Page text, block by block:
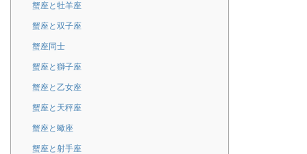
蟹座と牡羊座
蟹座と双子座
蟹座同士
蟹座と獅子座
蟹座と乙女座
蟹座と天秤座
蟹座と蠍座
蟹座と射手座